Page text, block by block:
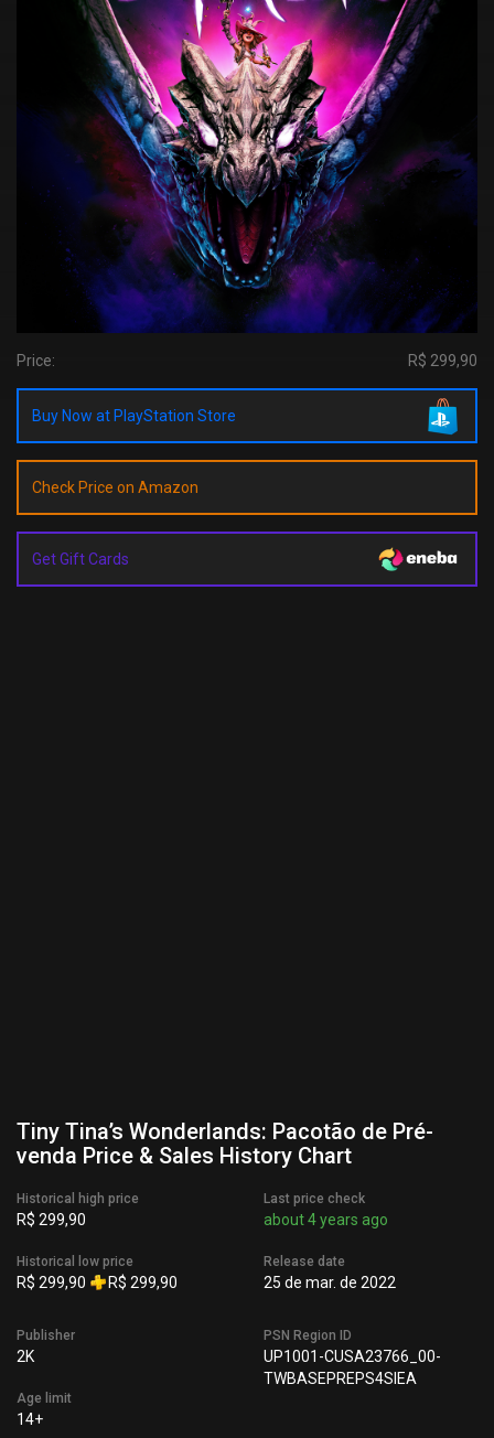
Price: R$ 299,90
Buy Now at PlayStation Store
Check Price on Amazon
Get Gift Cards
Tiny Tina’s Wonderlands: Pacotão de Pré-
venda Price & Sales History Chart
Historical high price
R$ 299,90
Historical low price
R$ 299,90 R$ 299,90
Last price check
about 4 years ago
Release date
25 de mar. de 2022
Publisher
2K
Age limit
14+
PSN Region ID
UP1001-CUSA23766_00-
TWBASEPREPS4SIEA